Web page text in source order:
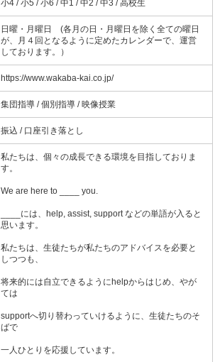
小4 / 小5 / 小6 / 中1 / 中2 / 中3 / 高校生
日曜・月曜日 (各月の日・月曜日を除く全ての曜日
が、月４回となるように定めたカレンダーで、運営
しております。）
https://www.wakaba-kai.co.jp/
集団指導 / 個別指導 / 映像授業
振込 / 口座引き落とし
私たちは、個々の成長できる環境を目指しておりま
す。
We are here to ____ you.
____には、help, assist, support などの単語が入ると
思います。
私たちは、生徒たちが私たちのアドバイスを必要と
しつつも、
将来的には自立できるようにhelpからはじめ、やが
ては
supportへ切り替わっていけるように、生徒たちのそ
ばで
一人ひとりを応援しています。